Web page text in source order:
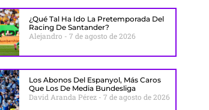
¿Qué Tal Ha Ido La Pretemporada Del
Racing De Santander?
Alejandro 7 de agosto de 2026
Los Abonos Del Espanyol, Más Caros
Que Los De Media Bundesliga
David Aranda Pérez 7 de agosto de 2026